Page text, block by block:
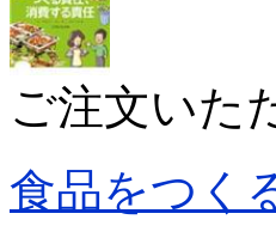
ご注文いた
食品をつく